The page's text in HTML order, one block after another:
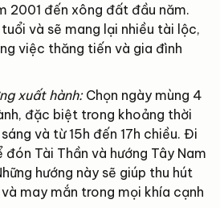
2001 đến xông đất đầu năm.
và sẽ mang lại nhiều tài lộc,
việc thăng tiến và gia đình
xuất hành:Chọn ngày mùng 4
đặc biệt trong khoảng thời
và từ 15h đến 17h chiều. Đi
Tài Thần và hướng Tây Nam
hướng này sẽ giúp thu hút
may mắn trong mọi khía cạnh